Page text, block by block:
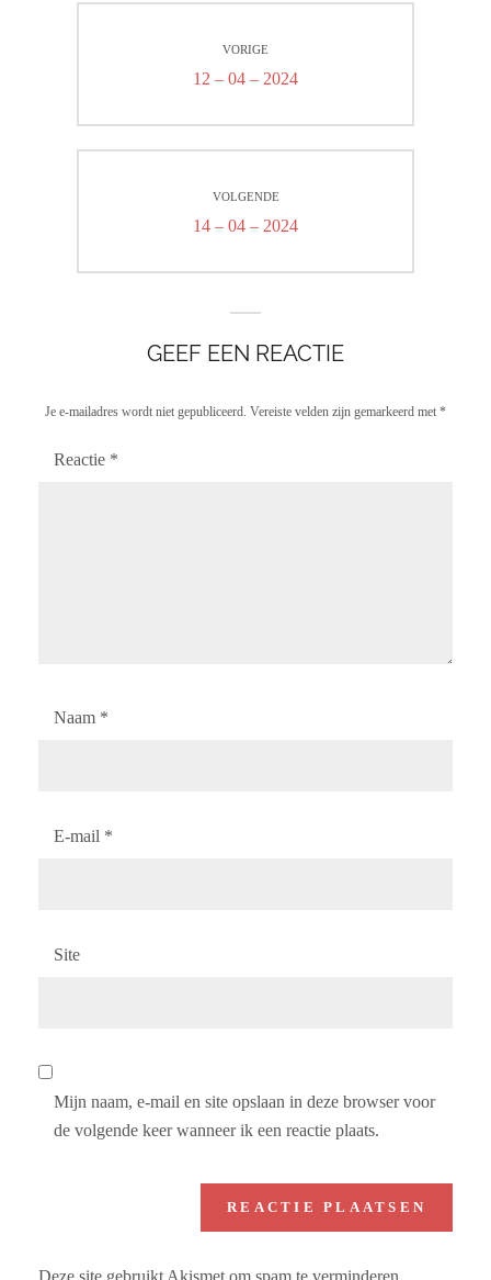
navigatie
VORIGE
Vorig
12 – 04 – 2024
VOLGENDE
Volgend
14 – 04 – 2024
GEEF EEN REACTIE
Je e-mailadres wordt niet gepubliceerd. Vereiste velden zijn gemarkeerd met *
Reactie *
Naam *
E-mail *
Site
Mijn naam, e-mail en site opslaan in deze browser voor
de volgende keer wanneer ik een reactie plaats.
Deze site gebruikt Akismet om spam te verminderen.